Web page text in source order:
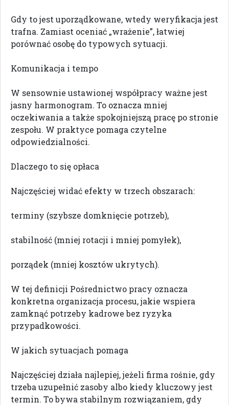
Gdy to jest uporządkowane, wtedy weryfikacja jest
trafna. Zamiast oceniać „wrażenie”, łatwiej
porównać osobę do typowych sytuacji.
Komunikacja i tempo
W sensownie ustawionej współpracy ważne jest
jasny harmonogram. To oznacza mniej
oczekiwania a także spokojniejszą pracę po stronie
zespołu. W praktyce pomaga czytelne
odpowiedzialności.
Dlaczego to się opłaca
Najczęściej widać efekty w trzech obszarach:
terminy (szybsze domknięcie potrzeb),
stabilność (mniej rotacji i mniej pomyłek),
porządek (mniej kosztów ukrytych).
W tej definicji Pośrednictwo pracy oznacza
konkretna organizacja procesu, jakie wspiera
zamknąć potrzeby kadrowe bez ryzyka
przypadkowości.
W jakich sytuacjach pomaga
Najczęściej działa najlepiej, jeżeli firma rośnie, gdy
trzeba uzupełnić zasoby albo kiedy kluczowy jest
termin. To bywa stabilnym rozwiązaniem, gdy